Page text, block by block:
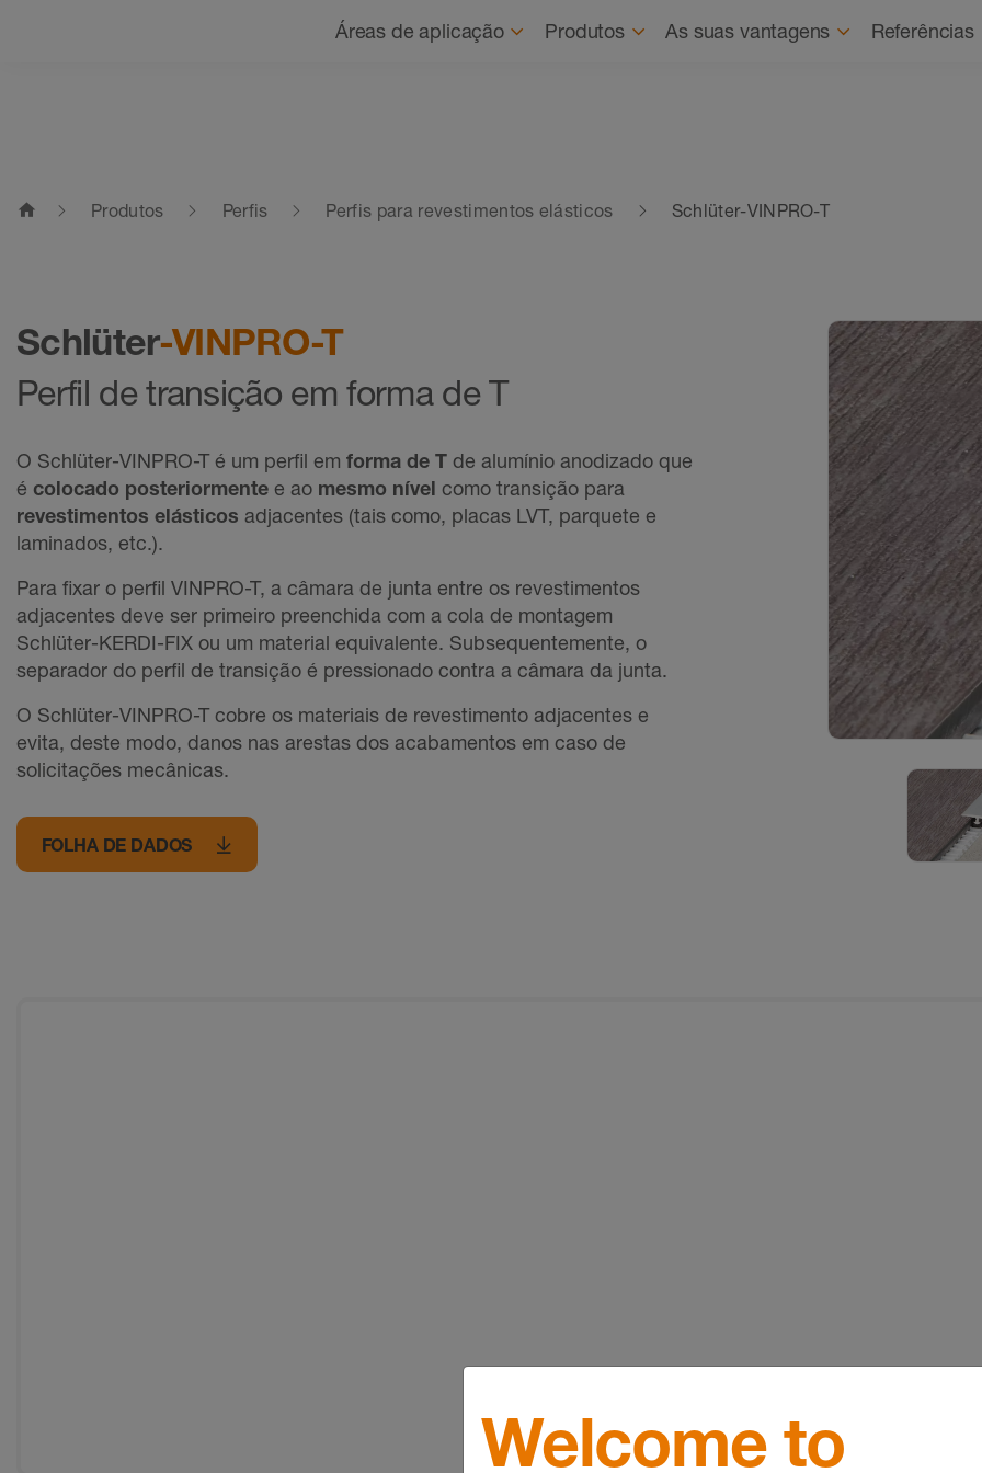
Áreas de aplicação Produtos As suas vantagens Referências
home Produtos Perfis Perfis para revestimentos elásticos Schlüter-VINPRO-T
Schlüter-VINPRO-T
Perfil de transição em forma de T
O Schlüter-VINPRO-T é um perfil em forma de T de alumínio anodizado que
é colocado posteriormente e ao mesmo nível como transição para
revestimentos elásticos adjacentes (tais como, placas LVT, parquete e
laminados, etc.).
Para fixar o perfil VINPRO-T, a câmara de junta entre os revestimentos
adjacentes deve ser primeiro preenchida com a cola de montagem
Schlüter-KERDI-FIX ou um material equivalente. Subsequentemente, o
separador do perfil de transição é pressionado contra a câmara da junta.
O Schlüter-VINPRO-T cobre os materiais de revestimento adjacentes e
evita, deste modo, danos nas arestas dos acabamentos em caso de
solicitações mecânicas.
FOLHA DE DADOS
Welcome to